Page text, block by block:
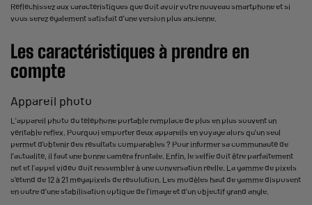
Réfléchissez aux caractéristiques que doit avoir votre nouveau smartphone et si
vous serez également satisfait d'une version plus ancienne.
Les caractéristiques à prendre en
compte
Appareil photo
L'appareil photo du téléphone portable remplace de plus en plus souvent un
véritable reflex. Pourquoi emporter deux appareils en voyage alors qu'un seul
permet d'obtenir des résultats comparables ? Pour informer sa communauté de
l'actualité, il faut une bonne caméra frontale. Enfin, le selfie doit être parfaitement
net et l'appel vidéo doit ressembler à une conversation réelle. La gamme de pixels
s'étend de 12 à 21 mégapixels de résolution. Les modèles haut de gamme disposent
en outre d'une stabilisation optique de l'image et d'un objectif grand angle.